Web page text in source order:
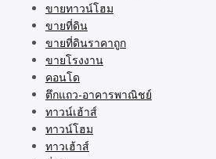
ขายทาวน์โฮม
ขายที่ดิน
ขายที่ดินราคาถูก
ขายโรงงาน
คอนโด
ตึกแถว-อาคารพาณิชย์
ทาวน์เฮ้าส์
ทาวน์โฮม
ทาวเฮ้าส์